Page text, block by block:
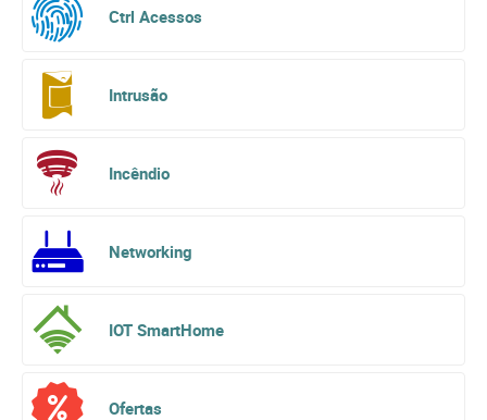
Ctrl Acessos
Intrusão
Incêndio
Networking
IOT SmartHome
Ofertas